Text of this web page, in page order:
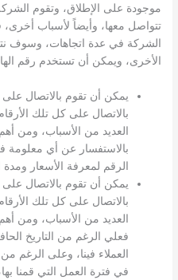
موجودة على الإطلاق، وتقوم
تتواصل معها، وأيضاً لأسباب
الشركة في عدة اتجاهات، وسوف
الأخرى، ويمكن أن تستخدم رقم
يمكن أن تقوم بالاتصال
بالاتصال على كل تلك
العديد من الأسباب، ومن
بالاستفسار عن أي معلومة
الرقم لمعرفة الأسعار
يمكن أن تقوم بالاتصال
بالاتصال على كل تلك
العديد من الأسباب، ومن
فعلي الرغم من التاريخ
العملاء فينا، وعلى
في فترة العمل التي قمنا